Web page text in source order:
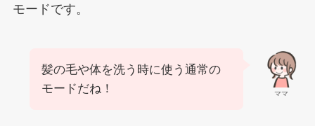
モードです。
ママ
髪の毛や体を洗う時に使う通常の
モードだね！